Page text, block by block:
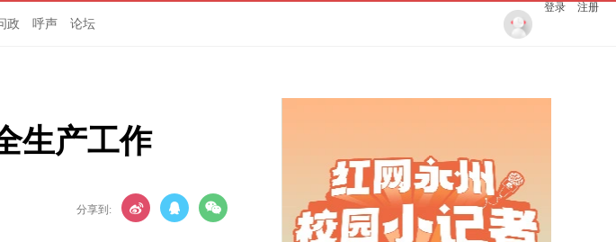
政 呼声 论坛
登录 注册
生产工作
分享到: